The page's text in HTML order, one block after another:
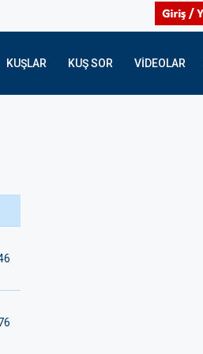
KUŞLAR KUŞ SOR VIDEOLAR